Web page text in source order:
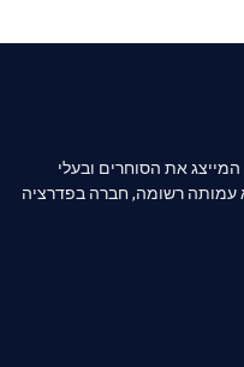
את הסוחרים ובעלי
עמותה רשומה, חברה בפדרציה